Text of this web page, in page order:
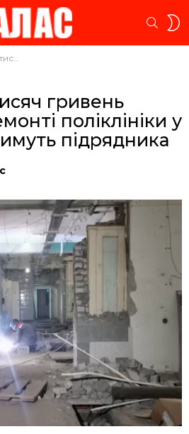
підрядника
гривень
поліклініки у
підрядника